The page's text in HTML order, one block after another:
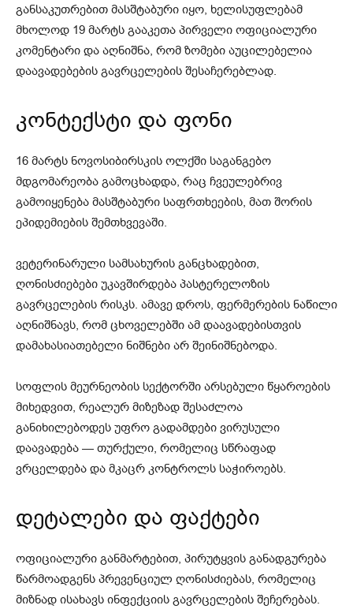
განსაკუთრებით მასშტაბური იყო, ხელისუფლებამ
მხოლოდ 19 მარტს გააკეთა პირველი ოფიციალური
კომენტარი და აღნიშნა, რომ ზომები აუცილებელია
დაავადებების გავრცელების შესაჩერებლად.
კონტექსტი და ფონი
16 მარტს ნოვოსიბირსკის ოლქში საგანგებო
მდგომარეობა გამოცხადდა, რაც ჩვეულებრივ
გამოიყენება მასშტაბური საფრთხეების, მათ შორის
ეპიდემიების შემთხვევაში.
ვეტერინარული სამსახურის განცხადებით,
ღონისძიებები უკავშირდება პასტერელოზის
გავრცელების რისკს. ამავე დროს, ფერმერების ნაწილი
აღნიშნავს, რომ ცხოველებში ამ დაავადებისთვის
დამახასიათებელი ნიშნები არ შეინიშნებოდა.
სოფლის მეურნეობის სექტორში არსებული წყაროების
მიხედვით, რეალურ მიზეზად შესაძლოა
განიხილებოდეს უფრო გადამდები ვირუსული
დაავადება — თურქული, რომელიც სწრაფად
ვრცელდება და მკაცრ კონტროლს საჭიროებს.
დეტალები და ფაქტები
ოფიციალური განმარტებით, პირუტყვის განადგურება
წარმოადგენს პრევენციულ ღონისძიებას, რომელიც
მიზნად ისახავს ინფექციის გავრცელების შეჩერებას.